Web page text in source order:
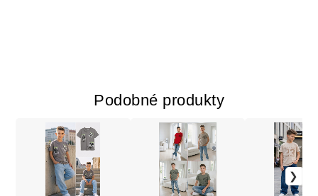
Podobné produkty